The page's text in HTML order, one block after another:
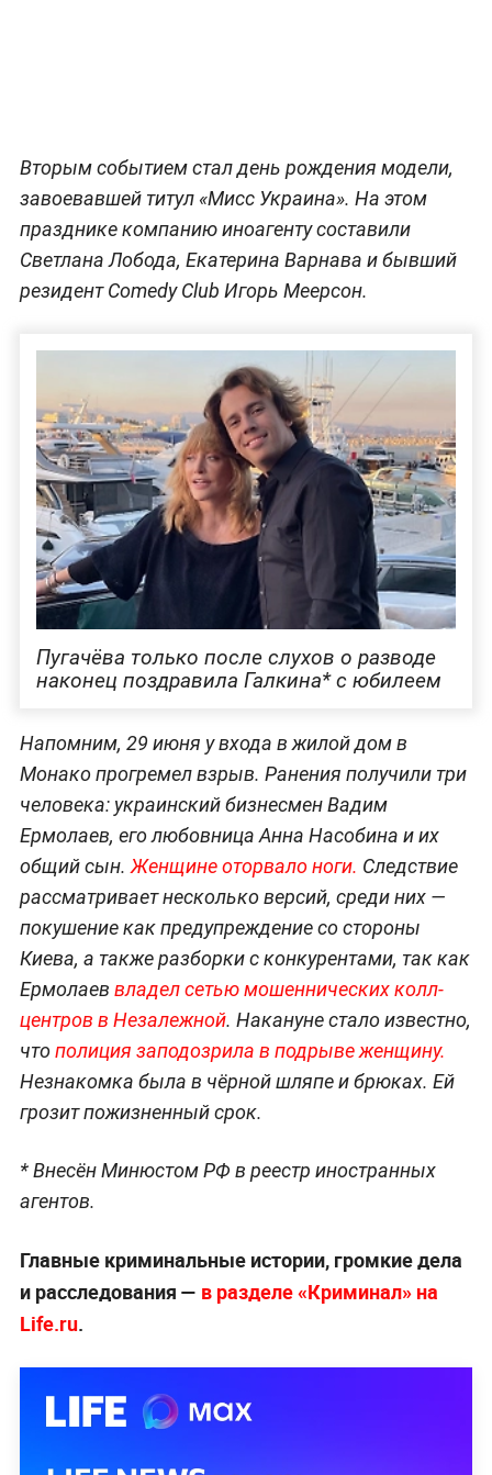
Вторым событием стал день рождения модели,
завоевавшей титул «Мисс Украина». На этом
празднике компанию иноагенту составили
Светлана Лобода, Екатерина Варнава и бывший
резидент Comedy Club Игорь Меерсон.
Пугачёва только после слухов о разводе
наконец поздравила Галкина* с юбилеем
Напомним, 29 июня у входа в жилой дом в
Монако прогремел взрыв. Ранения получили три
человека: украинский бизнесмен Вадим
Ермолаев, его любовница Анна Насобина и их
общий сын.Женщине оторвало ноги. Следствие
рассматривает несколько версий, среди них —
покушение как предупреждение со стороны
Киева, а также разборки с конкурентами, так как
Ермолаев владел сетью мошеннических колл-
центров в Незалежной. Накануне стало известно,
чтополиция заподозрила в подрыве женщину.
Незнакомка была в чёрной шляпе и брюках. Ей
грозит пожизненный срок.
* Внесён Минюстом РФ в реестр иностранных
агентов.
Главные криминальные истории, громкие дела
и расследования — в разделе «Криминал» на
Life.ru.